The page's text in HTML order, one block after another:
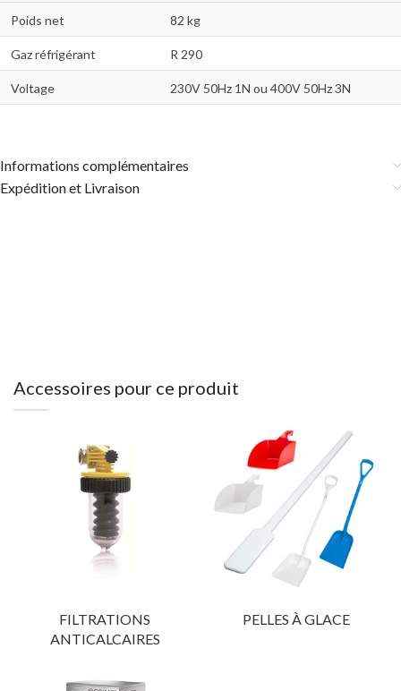
Poids net 82 kg
Gaz réfrigérant R 290
Voltage 230V 50Hz 1N ou 400V 50Hz 3N
Informations complémentaires
Expédition et Livraison
Accessoires pour ce produit
FILTRATIONS
ANTICALCAIRES
PELLES À GLACE